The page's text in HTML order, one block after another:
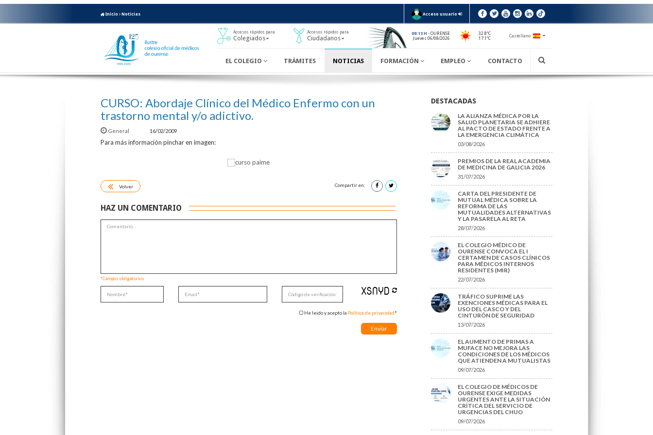
Inicio Noticias Acceso usuario
Accesos rápidos para
Colegiados
Accesos rápidos para
Ciudadanos
09:13 H - OURENSE
Jueves 06/08/2026
32.8ºC
17.1ºC
Castellano
EL COLEGIO TRÁMITES NOTICIAS FORMACIÓN EMPLEO CONTACTO
CURSO: Abordaje Clínico del Médico Enfermo con un
trastorno mental y/o adictivo.
General 16/02/2009
Para más información pinchar en imagen:
Volver Compartir en:
HAZ UN COMENTARIO
*Campos obligatorios
He leido y acepto la Política de privacidad*
DESTACADAS
LA ALIANZA MÉDICA POR LA
SALUD PLANETARIA SE ADHIERE
AL PACTO DE ESTADO FRENTE A
LA EMERGENCIA CLIMÁTICA
03/08/2026
PREMIOS DE LA REAL ACADEMIA
DE MEDICINA DE GALICIA 2026
31/07/2026
CARTA DEL PRESIDENTE DE
MUTUAL MÉDICA SOBRE LA
REFORMA DE LAS
MUTUALIDADES ALTERNATIVAS
Y LA PASARELA AL RETA
28/07/2026
EL COLEGIO MÉDICO DE
OURENSE CONVOCA EL I
CERTAMEN DE CASOS CLÍNICOS
PARA MÉDICOS INTERNOS
RESIDENTES (MIR)
22/07/2026
TRÁFICO SUPRIME LAS
EXENCIONES MÉDICAS PARA EL
USO DEL CASCO Y DEL
CINTURÓN DE SEGURIDAD
13/07/2026
EL AUMENTO DE PRIMAS A
MUFACE NO MEJORA LAS
CONDICIONES DE LOS MÉDICOS
QUE ATIENDEN A MUTUALISTAS
09/07/2026
EL COLEGIO DE MÉDICOS DE
OURENSE EXIGE MEDIDAS
URGENTES ANTE LA SITUACIÓN
CRÍTICA DEL SERVICIO DE
URGENCIAS DEL CHUO
09/07/2026